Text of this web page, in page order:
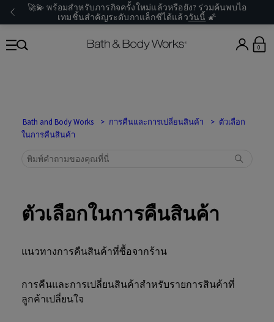
🚀💫 พร้อมสำหรับภารกิจครั้งใหม่แล้วหรือยัง? ร่วมค้นพบไอ
เทมชิ้นสำคัญระดับกาแล็กซีได้แล้ววันนี้ 🌠
0
Bath and Body Works การคืนและการเปลี่ยนสินค้า
ตัวเลือก
ในการคืนสินค้า
ตัวเลือกในการคืนสินค้า
แนวทางการคืนสินค้าที่ซื้อจากร้าน
การคืนและการเปลี่ยนสินค้าสำหรับรายการสินค้าที่
ลูกค้าเปลี่ยนใจ